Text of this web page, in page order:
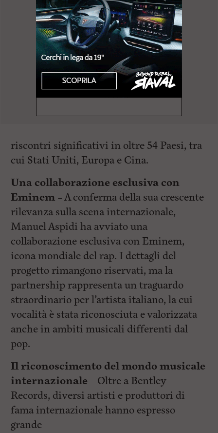
riscontri significativi in oltre 54 Paesi, tra
cui Stati Uniti, Europa e Cina.
Una collaborazione esclusiva con
Eminem –A conferma della sua crescente
rilevanza sulla scena internazionale,
Manuel Aspidi ha avviato una
collaborazione esclusiva con Eminem,
icona mondiale del rap. I dettagli del
progetto rimangono riservati, ma la
partnership rappresenta un traguardo
straordinario per l’artista italiano, la cui
vocalità è stata riconosciuta e valorizzata
anche in ambiti musicali differenti dal
pop.
Il riconoscimento del mondo musicale
internazionale – Oltre a Bentley
Records, diversi artisti e produttori di
fama internazionale hanno espresso
grande